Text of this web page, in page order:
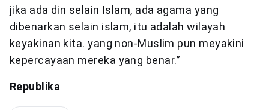
jika ada din selain Islam, ada agama yang
dibenarkan selain islam, itu adalah wilayah
keyakinan kita. yang non-Muslim pun meyakini
kepercayaan mereka yang benar.”
Republika